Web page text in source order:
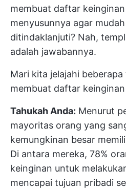
membuat daftar
menyusunnya agar
ditindaklanjuti? Nah,
adalah jawabannya.
Mari kita jelajahi
membuat daftar
Tahukah Anda: Menurut
mayoritas orang yang
kemungkinan besar
Di antara mereka, 78%
keinginan untuk
mencapai tujuan pribadi